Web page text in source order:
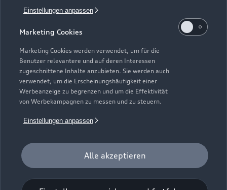
Einstellungen anpassen
Marketing Cookies
Marketing Cookies werden verwendet, um für die
Benutzer relevantere und auf deren Interessen
zugeschnittene Inhalte anzubieten. Sie werden auch
verwendet, um die Erscheinungshäufigkeit einer
Werbeanzeige zu begrenzen und um die Effektivität
von Werbekampagnen zu messen und zu steuern.
Einstellungen anpassen
Alle akzeptieren
Zur Reparatur